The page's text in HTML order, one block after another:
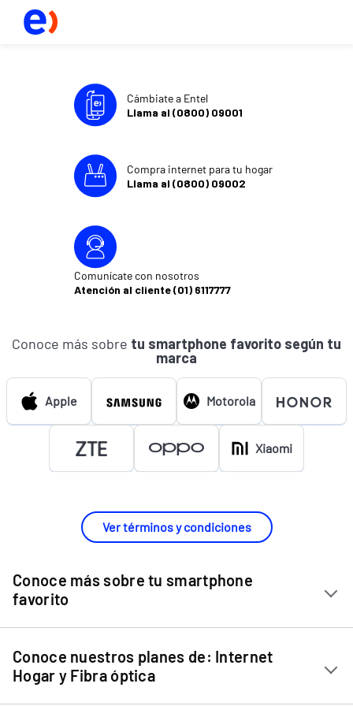
Cámbiate a Entel
Llama al (0800) 09001
Compra internet para tu hogar
Llama al (0800) 09002
Comunícate con nosotros
Atención al cliente (01) 6117777
Conoce más sobre tu smartphone favorito según tu
marca
Apple Motorola
Xiaomi
Ver términos y condiciones
Conoce más sobre tu smartphone
favorito
Chip Entel
Apple iPhone 11
Apple iPhone 12 Mini
Conoce nuestros planes de: Internet
Hogar y Fibra óptica